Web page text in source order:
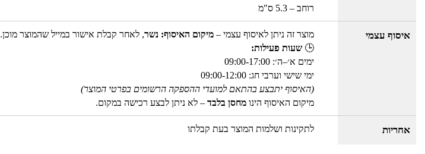
רוחב – 5.3 ס"מ
איסוף עצמי מוצר זה ניתן לאיסוף עצמי – מיקום האיסוף: נשר, לאחר קבלת אישור במייל שהמוצר מוכן.
🕒 שעות פעילות:
ימים א׳–ה׳: 09:00-17:00
ימי שישי וערבי חג: 09:00-12:00
(האיסוף יתבצע בהתאם למועדי ההספקה הרשומים בפרטי המוצר)
מיקום האיסוף הינו מחסן בלבד – לא ניתן לבצע רכישה במקום.
אחריות לתקינות ושלמות המוצר בעת קבלתו